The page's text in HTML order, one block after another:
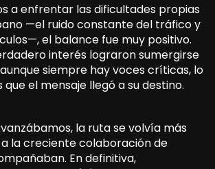
a enfrentar las dificultades propias
—el ruido constante del tráfico y
el balance fue muy positivo.
interés lograron sumergirse
siempre hay voces críticas, lo
el mensaje llegó a su destino.
la ruta se volvía más
la creciente colaboración de
En definitiva,